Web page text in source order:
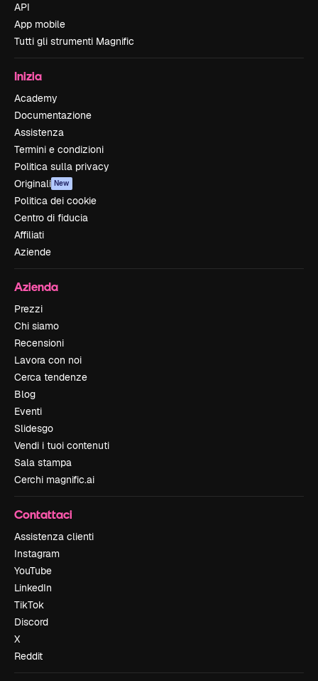
API
App mobile
Tutti gli strumenti Magnific
Inizia
Academy
Documentazione
Assistenza
Termini e condizioni
Politica sulla privacy
Originali New
Politica dei cookie
Centro di fiducia
Affiliati
Aziende
Azienda
Prezzi
Chi siamo
Recensioni
Lavora con noi
Cerca tendenze
Blog
Eventi
Slidesgo
Vendi i tuoi contenuti
Sala stampa
Cerchi magnific.ai
Contattaci
Assistenza clienti
Instagram
YouTube
LinkedIn
TikTok
Discord
X
Reddit